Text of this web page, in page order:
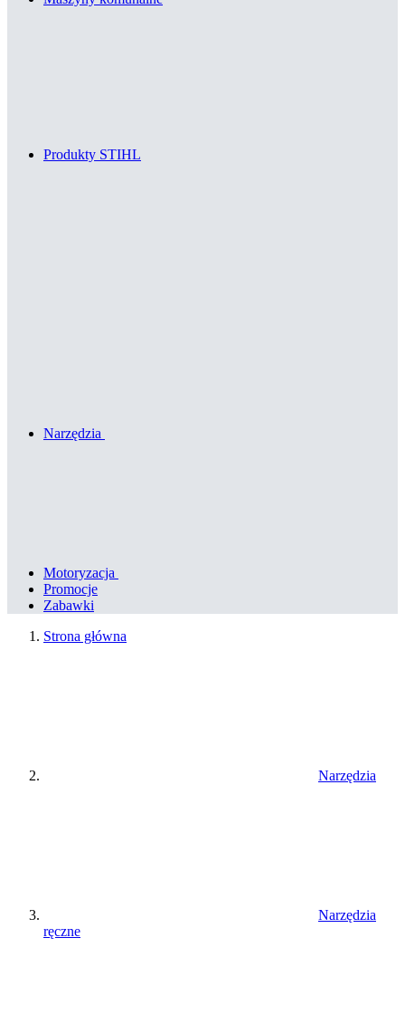
Produkty STIHL
Narzędzia
Motoryzacja
Promocje
Zabawki
Strona główna
Narzędzia
Narzędzia
ręczne